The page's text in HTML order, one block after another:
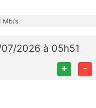
Mb/s
2026 à 05h51
+ -